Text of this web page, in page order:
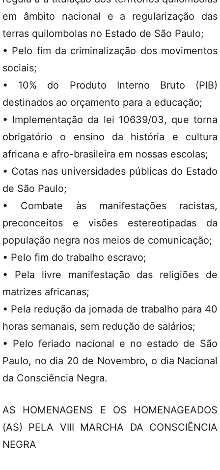
em âmbito nacional e a regularização das
terras quilombolas no Estado de São Paulo;
• Pelo fim da criminalização dos movimentos
sociais;
• 10% do Produto Interno Bruto (PIB)
destinados ao orçamento para a educação;
• Implementação da lei 10639/03, que torna
obrigatório o ensino da história e cultura
africana e afro-brasileira em nossas escolas;
• Cotas nas universidades públicas do Estado
de São Paulo;
• Combate às manifestações racistas,
preconceitos e visões estereotipadas da
população negra nos meios de comunicação;
• Pelo fim do trabalho escravo;
• Pela livre manifestação das religiões de
matrizes africanas;
• Pela redução da jornada de trabalho para 40
horas semanais, sem redução de salários;
• Pelo feriado nacional e no estado de São
Paulo, no dia 20 de Novembro, o dia Nacional
da Consciência Negra.
AS HOMENAGENS E OS HOMENAGEADOS
(AS) PELA VIII MARCHA DA CONSCIẼNCIA
NEGRA